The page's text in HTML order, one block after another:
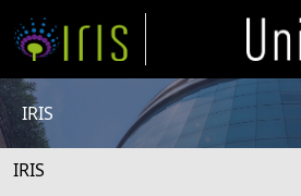
IRIS
IRIS